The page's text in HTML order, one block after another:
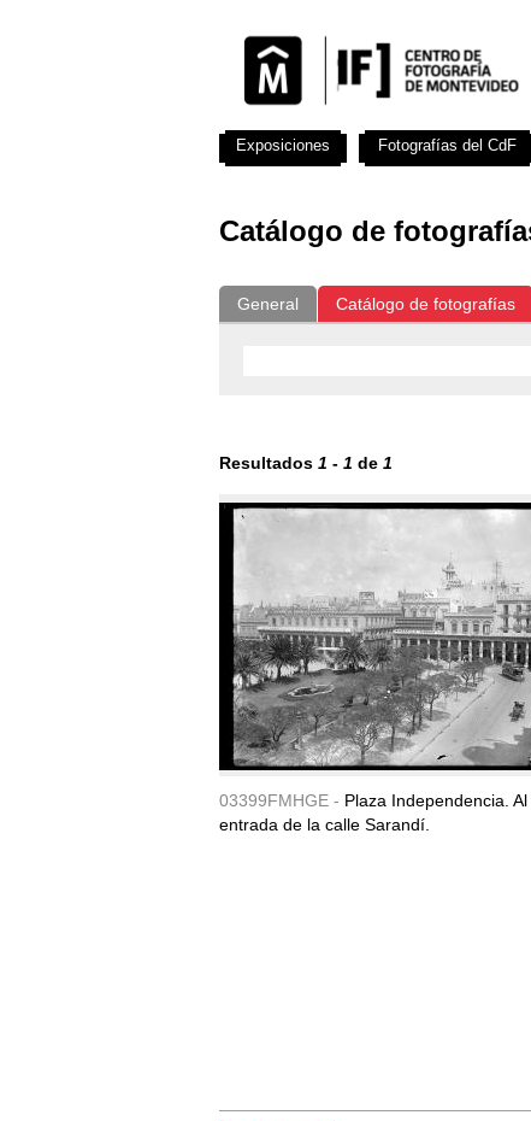
Catálogo de
General Catálogo de fotografías
Resultados 1 - 1 de 1
03399FMHGE - Plaza Independencia.
entrada de la calle Sarandí.
Exposiciones Fotografías del CdF